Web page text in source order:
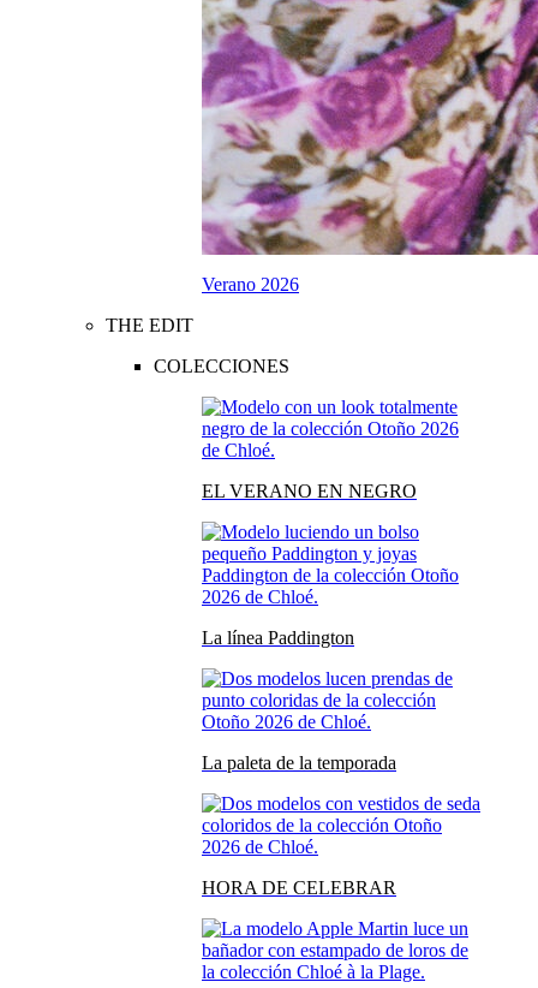
Verano 2026
THE EDIT
COLECCIONES
EL VERANO EN NEGRO
La línea Paddington
La paleta de la temporada
HORA DE CELEBRAR